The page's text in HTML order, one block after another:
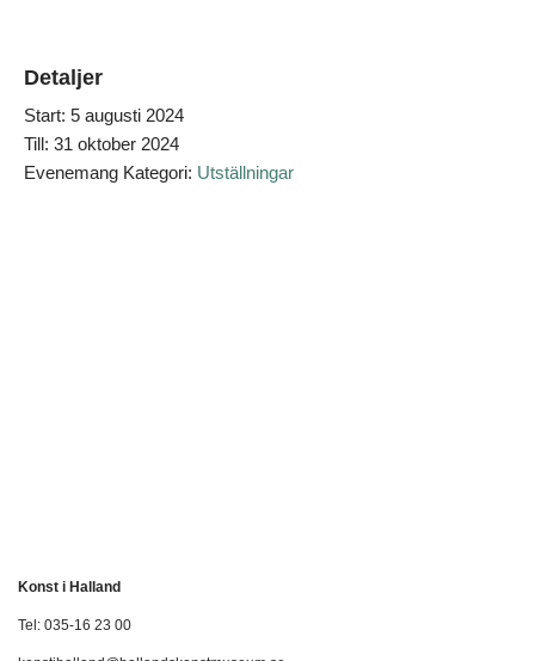
Detaljer
Start: 5 augusti 2024
Till: 31 oktober 2024
Evenemang Kategori: Utställningar
Konst i Halland
Tel: 035-16 23 00